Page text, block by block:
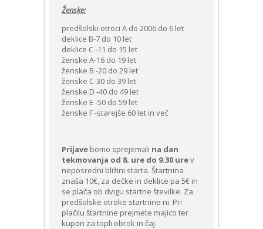
Ženske:
predšolski otroci A do 2006 do 6 let
deklice B-7 do 10 let
deklice C -11 do 15 let
ženske A-16 do 19 let
ženske B -20 do 29 let
ženske C-30 do 39 let
ženske D -40 do 49 let
ženske E -50 do 59 let
ženske F -starejše 60 let in več
Prijave bomo sprejemali na dan
tekmovanja od 8. ure do 9.30 urev
neposredni bližini starta. Štartnina
znaša 10€, za dečke in deklice pa 5€ in
se plača ob dvigu startne številke. Za
predšolske otroke startnine ni. Pri
plačilu štartnine prejmete majico ter
kupon za topli obrok in čaj.